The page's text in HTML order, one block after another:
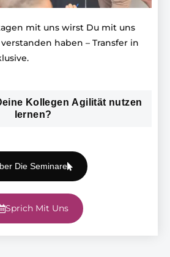
mit uns wirst Du mit uns
haben – Transfer in
Kollegen Agilität nutzen
lernen?
Die Seminare
Sprich Mit Uns